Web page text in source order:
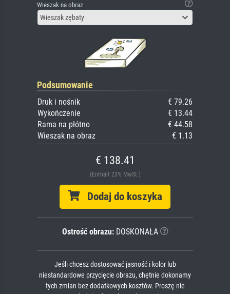
Wieszak na obraz
Wieszak zębaty
Podsumowanie
Druk i nośnik
€ 79.26
Wykończenie
€ 13.44
Rama na płótno
€ 44.58
Wieszak na obraz
€ 1.13
€ 138.41
(Enthält 23% MwSt.)
Dodaj do koszyka
Ostrość obrazu:DOSKONAŁA
Jeśli chcesz dostosować jasność i kolor lub
niestandardowe przycięcie obrazu, chętnie dokonamy
tych zmian bez dodatkowych kosztów. Proszę nie